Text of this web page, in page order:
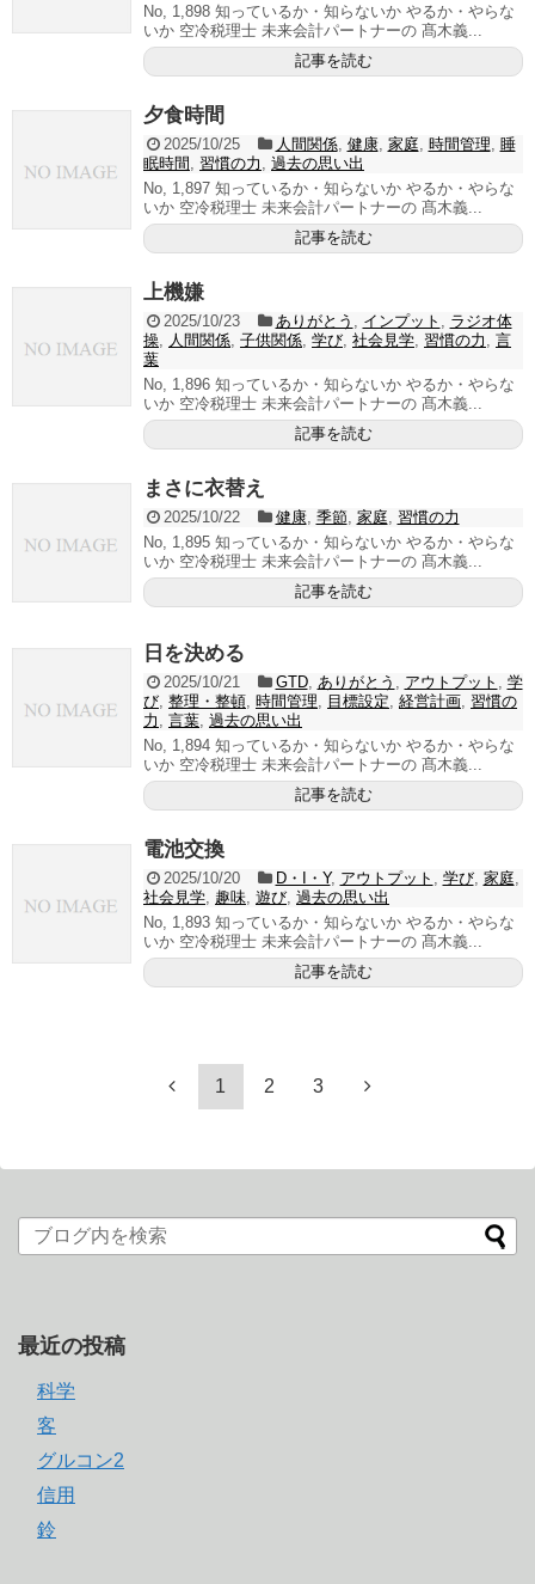
No, 1,898 知っているか・知らないか やるか・やらな
いか 空冷税理士 未来会計パートナーの 髙木義...
記事を読む
夕食時間
2025/10/25 人間関係, 健康, 家庭 時間管理
睡
眠時間
習慣の力
過去の思い出
No, 1,897 知っているか・知らないか やるか・やらな
いか 空冷税理士 未来会計パートナーの 髙木義...
記事を読む
上機嫌
2025/10/23 ありがとう インプット
ラジオ体
操
人間関係 子供関係 学び 社会見学 習慣の力
言
葉
No, 1,896 知っているか・知らないか やるか・やらな
いか 空冷税理士 未来会計パートナーの 髙木義...
記事を読む
まさに衣替え
2025/10/22 健康, 季節 家庭 習慣の力
No, 1,895 知っているか・知らないか やるか・やらな
いか 空冷税理士 未来会計パートナーの 髙木義...
記事を読む
日を決める
2025/10/21 GTD, ありがとう アウトプット
学
び 整理・整頓 時間管理 目標設定 経営計画 習慣の
力
言葉 過去の思い出
No, 1,894 知っているか・知らないか やるか・やらな
いか 空冷税理士 未来会計パートナーの 髙木義...
記事を読む
電池交換
2025/10/20 D・I・Y, アウトプット 学び, 家庭
社会見学 趣味 遊び 過去の思い出
No, 1,893 知っているか・知らないか やるか・やらな
いか 空冷税理士 未来会計パートナーの 髙木義...
記事を読む
1 2 3
最近の投稿
科学
客
グルコン2
信用
鈴